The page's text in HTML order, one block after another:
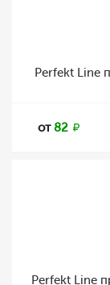
Perfekt Line
от82
Perfekt Line